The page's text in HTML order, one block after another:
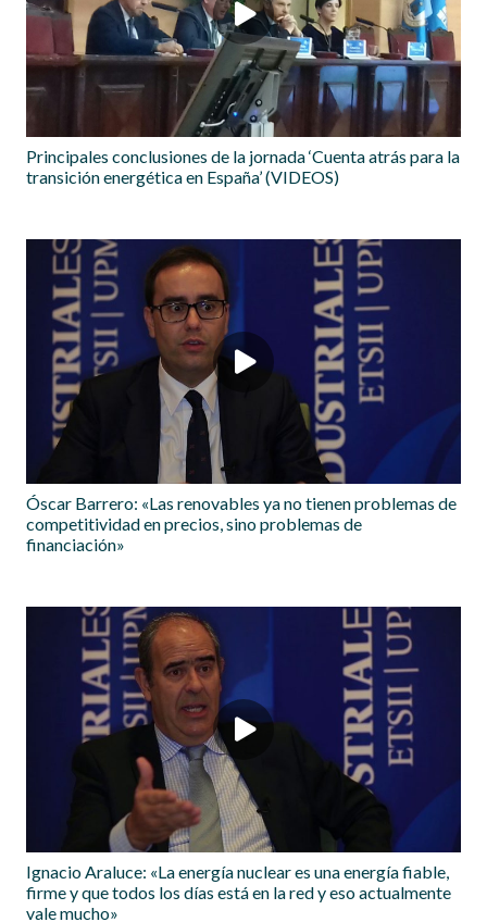
Principales conclusiones de la jornada ‘Cuenta atrás para la
transición energética en España’ (VIDEOS)
Óscar Barrero: «Las renovables ya no tienen problemas de
competitividad en precios, sino problemas de
financiación»
Ignacio Araluce: «La energía nuclear es una energía fiable,
firme y que todos los días está en la red y eso actualmente
vale mucho»